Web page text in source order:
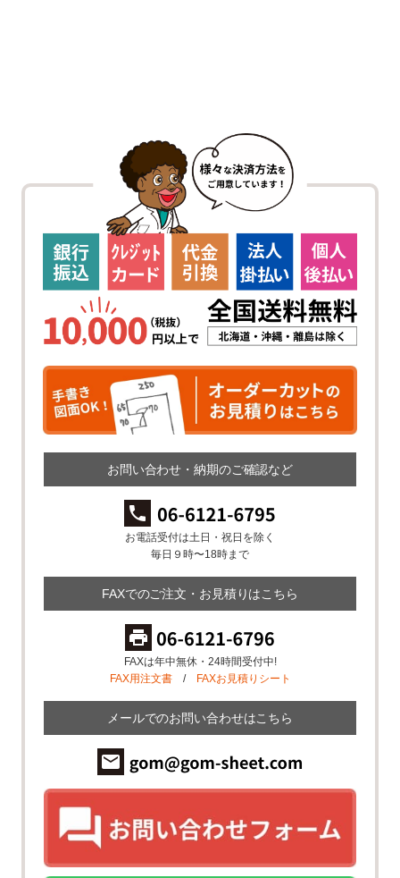
お問い合わせ・納期のご確認など
お電話受付は土日・祝日を除く
毎日９時〜18時まで
FAXでのご注文・お見積りはこちら
FAXは年中無休・24時間受付中!
FAX用注文書/ FAXお見積りシート
メールでのお問い合わせはこちら